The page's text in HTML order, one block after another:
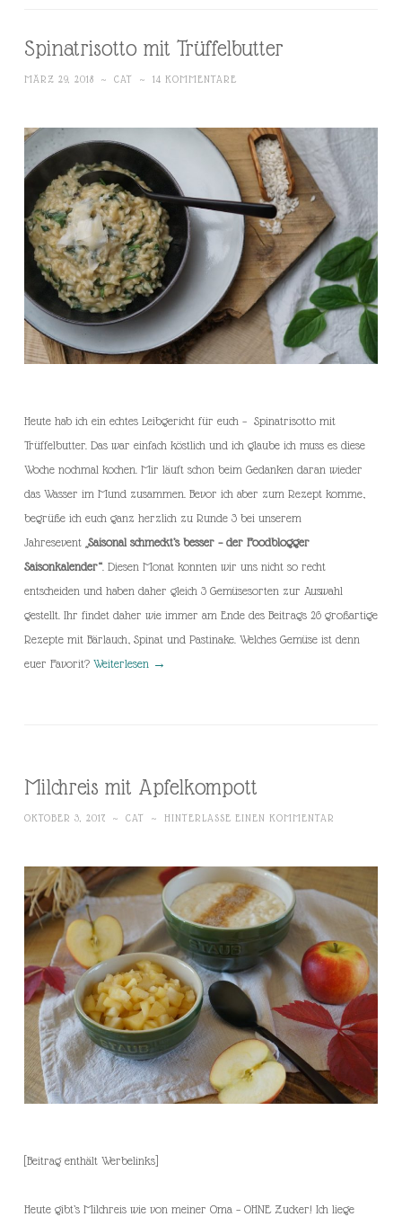
Spinatrisotto mit Trüffelbutter
MÄRZ 29, 2018 ~ CAT ~ 14 KOMMENTARE
Heute hab ich ein echtes Leibgericht für euch – Spinatrisotto mit
Trüffelbutter. Das war einfach köstlich und ich glaube ich muss es diese
Woche nochmal kochen. Mir läuft schon beim Gedanken daran wieder
das Wasser im Mund zusammen. Bevor ich aber zum Rezept komme,
begrüße ich euch ganz herzlich zu Runde 3 bei unserem
Jahresevent „Saisonal schmeckt’s besser – der Foodblogger
Saisonkalender“. Diesen Monat konnten wir uns nicht so recht
entscheiden und haben daher gleich 3 Gemüsesorten zur Auswahl
gestellt. Ihr findet daher wie immer am Ende des Beitrags 26 großartige
Rezepte mit Bärlauch, Spinat und Pastinake. Welches Gemüse ist denn
euer Favorit? Weiterlesen →
Milchreis mit Apfelkompott
OKTOBER 3, 2017 ~ CAT ~ HINTERLASSE EINEN KOMMENTAR
[Beitrag enthält Werbelinks]
Heute gibt’s Milchreis wie von meiner Oma – OHNE Zucker! Ich liege